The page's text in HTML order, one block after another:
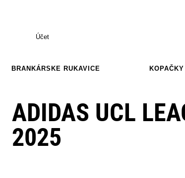
Účet
BRANKÁRSKE RUKAVICE KOPAČKY
ADIDAS UCL
2025